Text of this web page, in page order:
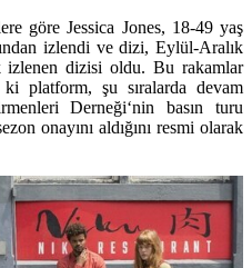
göre Jessica Jones, 18-49 yaş
izlendi ve dizi, Eylül-Aralık
izlenen dizisi oldu. Bu rakamlar
platform, şu sıralarda devam
Derneği‘nin basın turu
onayını aldığını resmi olarak